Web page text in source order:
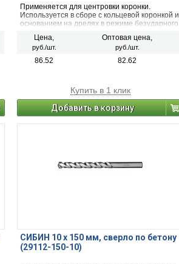
Применяется для центровки коронки.
Используется в сборе с кольцевой коронкой и
основанием на дрелях в режиме безударного
Цена,
руб./шт.
Оптовая цена,
руб./шт.
86.52 82.62
Купить в 1 клик
Добавить в корзину
СИБИН 10 x 150 мм, сверло по бетону
(29112-150-10)